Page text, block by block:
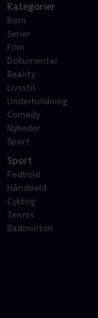
Kategorier
Børn
Serier
Film
Dokumentar
Reality
Livsstil
Underholdning
Comedy
Nyheder
Sport
Sport
Fodbold
Håndbold
Cykling
Tennis
Badminton